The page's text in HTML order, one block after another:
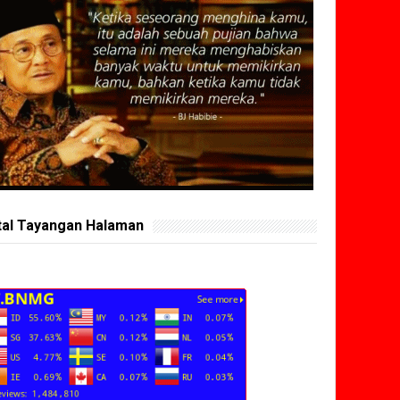
Tayangan Halaman